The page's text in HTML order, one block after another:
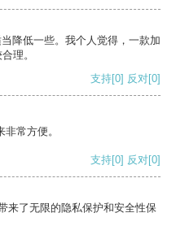
降低一些。我个人觉得，一款加
理。
支持[0] 反对[0]
常方便。
支持[0] 反对[0]
来了无限的隐私保护和安全性保